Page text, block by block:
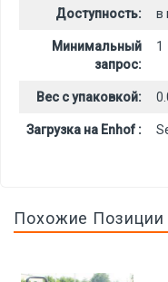
Доступность: в
Минимальный
запрос:
1
Вес с упаковкой:
Загрузка на Enhof :
Похожие Позиции